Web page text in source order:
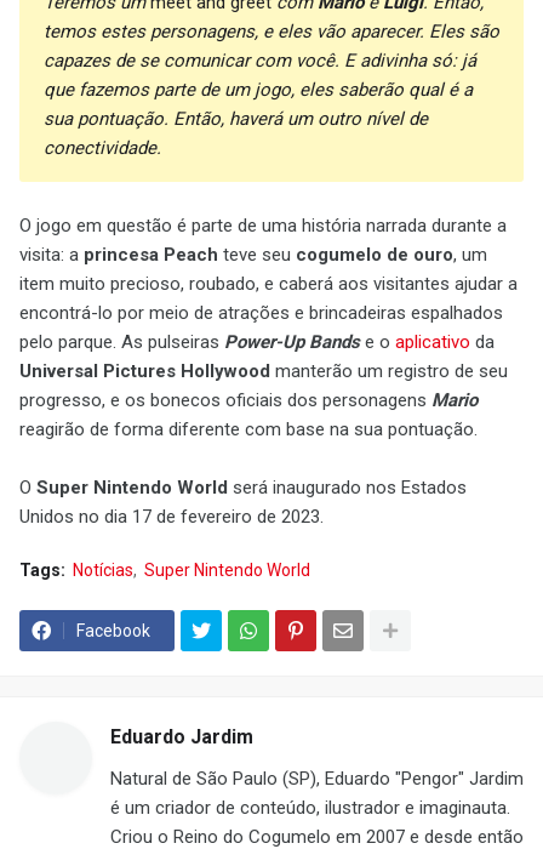
temos estes personagens, e eles vão aparecer. Eles são
capazes de se comunicar com você. E adivinha só: já
que fazemos parte de um jogo, eles saberão qual é a
sua pontuação. Então, haverá um outro nível de
conectividade.
O jogo em questão é parte de uma história narrada durante a
visita: a princesa Peach teve seu cogumelo de ouro, um
item muito precioso, roubado, e caberá aos visitantes ajudar a
encontrá-lo por meio de atrações e brincadeiras espalhados
pelo parque. As pulseiras Power-Up Bandse o aplicativo da
Universal Pictures Hollywood manterão um registro de seu
progresso, e os bonecos oficiais dos personagens Mario
reagirão de forma diferente com base na sua pontuação.
O Super Nintendo World será inaugurado nos Estados
Unidos no dia 17 de fevereiro de 2023.
Tags: Notícias Super Nintendo World
Facebook
Eduardo Jardim
Natural de São Paulo (SP), Eduardo "Pengor" Jardim
é um criador de conteúdo, ilustrador e imaginauta.
Criou o Reino do Cogumelo em 2007 e desde então